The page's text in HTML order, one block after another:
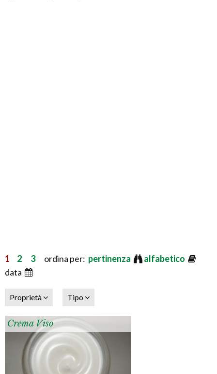
1 2 3ordina per: pertinenza
alfabetico
data
Proprietà Tipo
Crema Viso